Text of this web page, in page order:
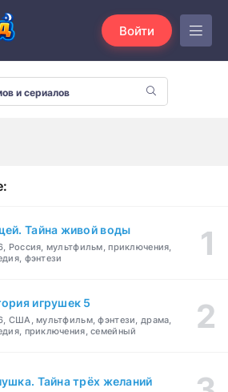
Войти
Тайна живой воды
Россия, мультфильм, приключения,
фэнтези
игрушек 5
США, мультфильм, фэнтези, драма,
приключения, семейный
Тайна трёх желаний